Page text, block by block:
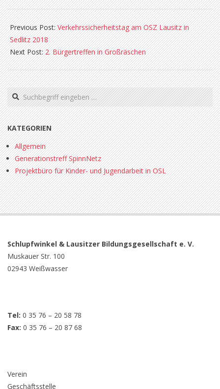
2018-
09-
01
Previous Post:Verkehrssicherheitstag am OSZ Lausitz in
Sedlitz 2018
Next Post:2. Bürgertreffen in Großräschen
Search
KATEGORIEN
Allgemein
Generationstreff SpinnNetz
Projektbüro für Kinder- und Jugendarbeit in OSL
Schlupfwinkel & Lausitzer Bildungsgesellschaft e. V.
Muskauer Str. 100
02943 Weißwasser
Tel: 0 35 76 – 20 58 78
Fax: 0 35 76 – 20 87 68
Verein
Geschäftsstelle